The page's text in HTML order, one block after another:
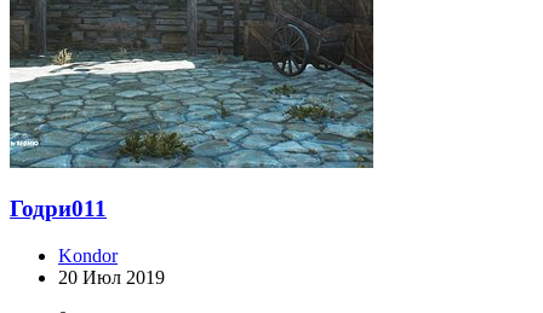
Годри011
Kondor
20 Июл 2019